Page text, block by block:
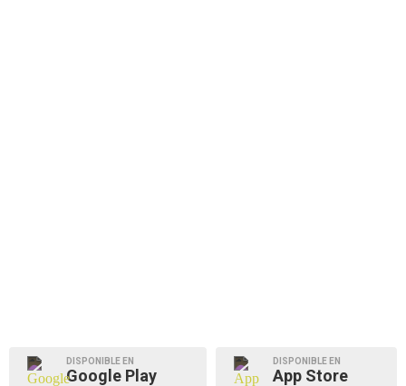
DISPONIBLE EN
Google Play
DISPONIBLE EN
App Store